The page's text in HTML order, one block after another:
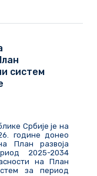
систем
Србије је на
године донео
План развоја
2025-2034
на План
за период